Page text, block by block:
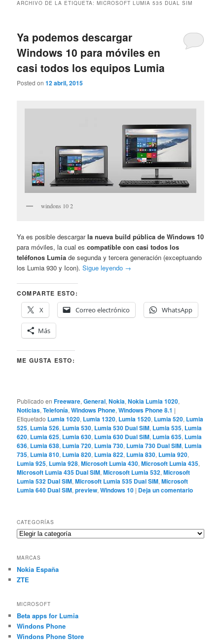
ARCHIVO DE LA ETIQUETA:MICROSOFT LUMIA 535 DUAL SIM
Ya podemos descargar
Windows 10 para móviles en
casi todos los equipos Lumia
Posted on12 abril, 2015
windons 10 2
Ya es posible descargarla nueva build pública de Windows 10
para móviles, la cual escompatible con casi todos los
teléfonos Lumia de segunda y tercera generación (exceptuando
los Lumia 930 y Icon).Sigue leyendo →
COMPARTE ESTO:
X
Correo electrónico WhatsApp
Más
ME GUSTA ESTO:
Publicado en Freeware,General,Nokia,Nokia Lumia 1020,
Noticias,Telefonía,Windows Phone,Windows Phone 8.1 |
Etiquetado Lumia 1020, Lumia 1320, Lumia 1520, Lumia 520, Lumia
525, Lumia 526, Lumia 530, Lumia 530 Dual SIM, Lumia 535, Lumia
620, Lumia 625, Lumia 630, Lumia 630 Dual SIM, Lumia 635, Lumia
636, Lumia 638, Lumia 720, Lumia 730, Lumia 730 Dual SIM, Lumia
735, Lumia 810, Lumia 820, Lumia 822, Lumia 830, Lumia 920,
Lumia 925, Lumia 928,Microsoft Lumia 430,Microsoft Lumia 435,
Microsoft Lumia 435 Dual SIM,Microsoft Lumia 532,Microsoft
Lumia 532 Dual SIM,Microsoft Lumia 535 Dual SIM,Microsoft
Lumia 640 Dual SIM,preview,Windows 10 | Deja un comentario
CATEGORÍAS
Categorías
MARCAS
Nokia España
ZTE
MICROSOFT
Beta apps for Lumia
Windons Phone
Windons Phone Store